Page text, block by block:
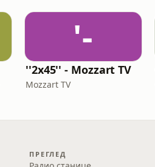
'-
''2x45'' - Mozzart TV
Mozzart TV
ПРЕГЛЕД